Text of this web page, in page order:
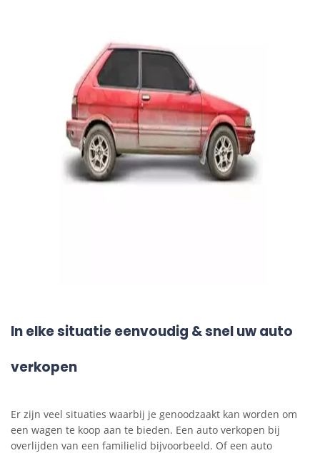
In elke situatie eenvoudig & snel uw auto
verkopen
Er zijn veel situaties waarbij je genoodzaakt kan worden om
een wagen te koop aan te bieden. Een auto verkopen bij
overlijden van een familielid bijvoorbeeld. Of een auto